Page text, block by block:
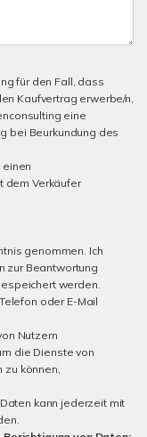
für den Fall, dass
Kaufvertrag erwerbe/n,
eine
bei Beurkundung des
einen
dem Verkäufer
genommen. Ich
zur Beantwortung
werden.
oder E-Mail
Nutzern
die Dienste von
zu können,
kann jederzeit mit